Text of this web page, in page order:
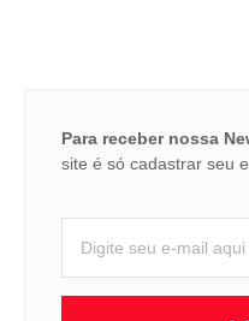
Para receber nossa
site é só cadastrar seu